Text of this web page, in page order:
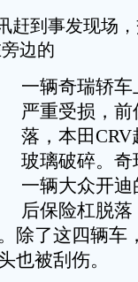
赶到事发现场
边的
一辆奇瑞轿
严重受损，
落，本田
玻璃破碎。
一辆大众开
后保险杠脱
除了这四辆车
也被刮伤。